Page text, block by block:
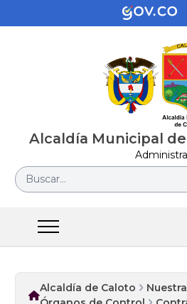
Alcaldía Municipal
Buscar...
Alcaldía de Caloto